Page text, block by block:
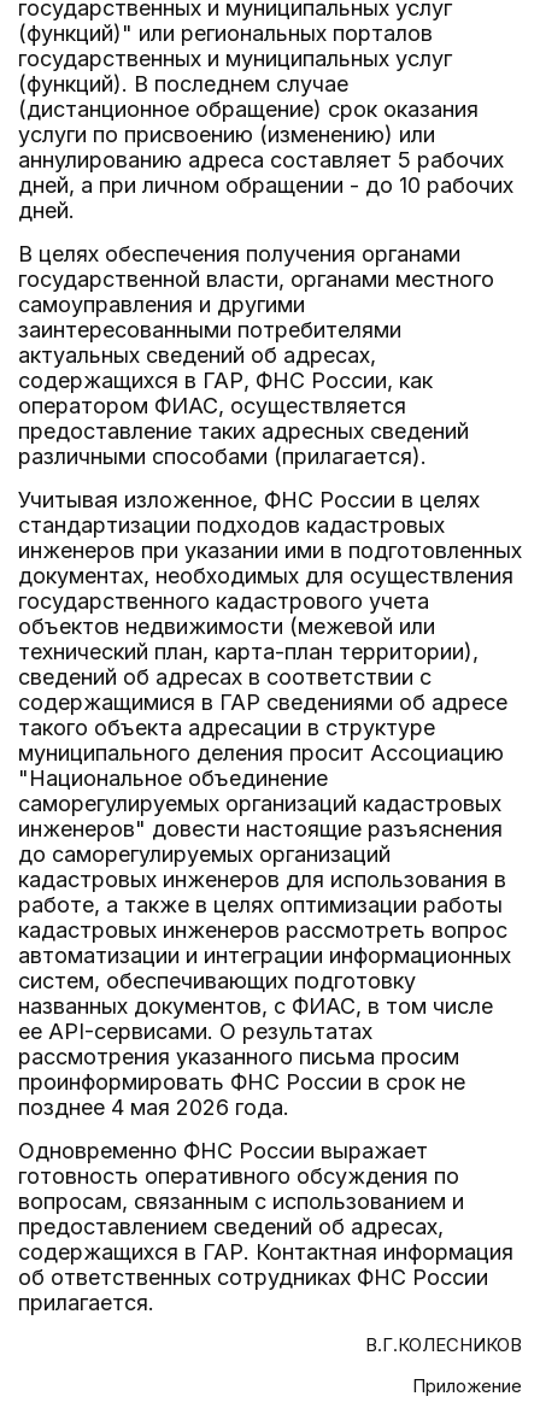
государственных и муниципальных услуг
(функций)" или региональных порталов
государственных и муниципальных услуг
(функций). В последнем случае
(дистанционное обращение) срок оказания
услуги по присвоению (изменению) или
аннулированию адреса составляет 5 рабочих
дней, а при личном обращении - до 10 рабочих
дней.
В целях обеспечения получения органами
государственной власти, органами местного
самоуправления и другими
заинтересованными потребителями
актуальных сведений об адресах,
содержащихся в ГАР, ФНС России, как
оператором ФИАС, осуществляется
предоставление таких адресных сведений
различными способами (прилагается).
Учитывая изложенное, ФНС России в целях
стандартизации подходов кадастровых
инженеров при указании ими в подготовленных
документах, необходимых для осуществления
государственного кадастрового учета
объектов недвижимости (межевой или
технический план, карта-план территории),
сведений об адресах в соответствии с
содержащимися в ГАР сведениями об адресе
такого объекта адресации в структуре
муниципального деления просит Ассоциацию
"Национальное объединение
саморегулируемых организаций кадастровых
инженеров" довести настоящие разъяснения
до саморегулируемых организаций
кадастровых инженеров для использования в
работе, а также в целях оптимизации работы
кадастровых инженеров рассмотреть вопрос
автоматизации и интеграции информационных
систем, обеспечивающих подготовку
названных документов, с ФИАС, в том числе
ее API-сервисами. О результатах
рассмотрения указанного письма просим
проинформировать ФНС России в срок не
позднее 4 мая 2026 года.
Одновременно ФНС России выражает
готовность оперативного обсуждения по
вопросам, связанным с использованием и
предоставлением сведений об адресах,
содержащихся в ГАР. Контактная информация
об ответственных сотрудниках ФНС России
прилагается.
В.Г.КОЛЕСНИКОВ
Приложение